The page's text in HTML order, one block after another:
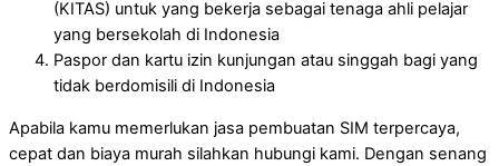
(KITAS) untuk yang bekerja sebagai tenaga ahli pelajar
yang bersekolah di Indonesia
Paspor dan kartu izin kunjungan atau singgah bagi yang
tidak berdomisili di Indonesia
Apabila kamu memerlukan jasa pembuatan SIM terpercaya,
cepat dan biaya murah silahkan hubungi kami. Dengan senang